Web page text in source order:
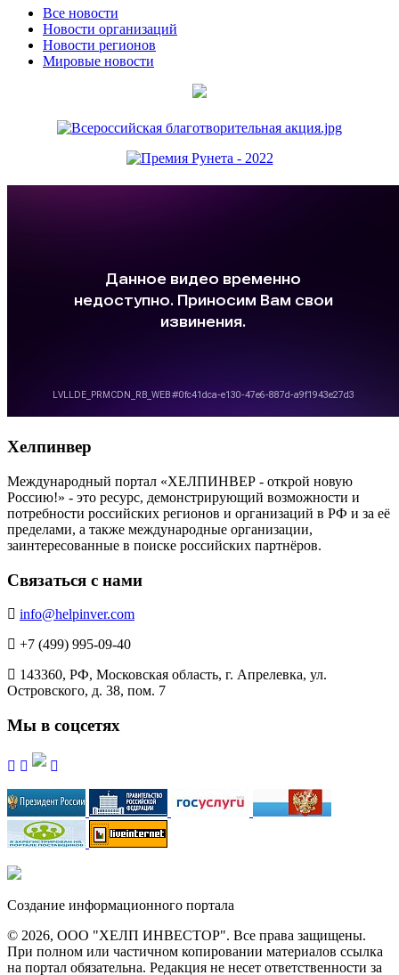
Все новости
Новости организаций
Новости регионов
Мировые новости
Хелпинвер
Международный портал «ХЕЛПИНВЕР - открой новую
Россию!» - это ресурс, демонстрирующий возможности и
потребности российских регионов и организаций в РФ и за её
пределами, а также международные организации,
заинтересованные в поиске российских партнёров.
Связаться с нами
info@helpinver.com
+7 (499) 995-09-40
143360, РФ, Московская область, г. Апрелевка, ул.
Островского, д. 38, пом. 7
Мы в соцсетях
Создание информационного портала
© 2026, ООО "ХЕЛП ИНВЕСТОР". Все права защищены.
При полном или частичном копировании материалов ссылка
на портал обязательна. Редакция не несет ответственности за